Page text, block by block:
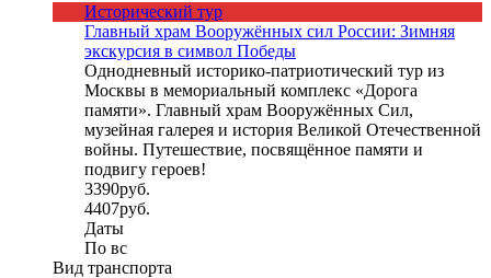
Исторический тур
Главный храм Вооружённых сил России: Зимняя
экскурсия в символ Победы
Однодневный историко-патриотический тур из
Москвы в мемориальный комплекс «Дорога
памяти». Главный храм Вооружённых Сил,
музейная галерея и история Великой Отечественной
войны. Путешествие, посвящённое памяти и
подвигу героев!
3390руб.
4407руб.
Даты
По вс
Вид транспорта